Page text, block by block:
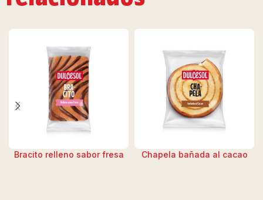
Bracito relleno sabor fresa Chapela bañada al cacao